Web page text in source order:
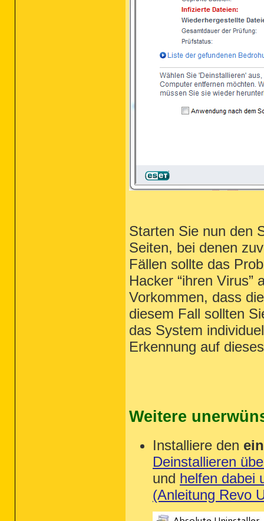
Starten Sie nun den
Seiten, bei denen
Fällen sollte das
Hacker “ihren Virus”
Vorkommen, dass
diesem Fall sollten
das System
Erkennung auf
Weitere
Installiere den
Deinstallieren
und helfen dabei
(Anleitung Revo